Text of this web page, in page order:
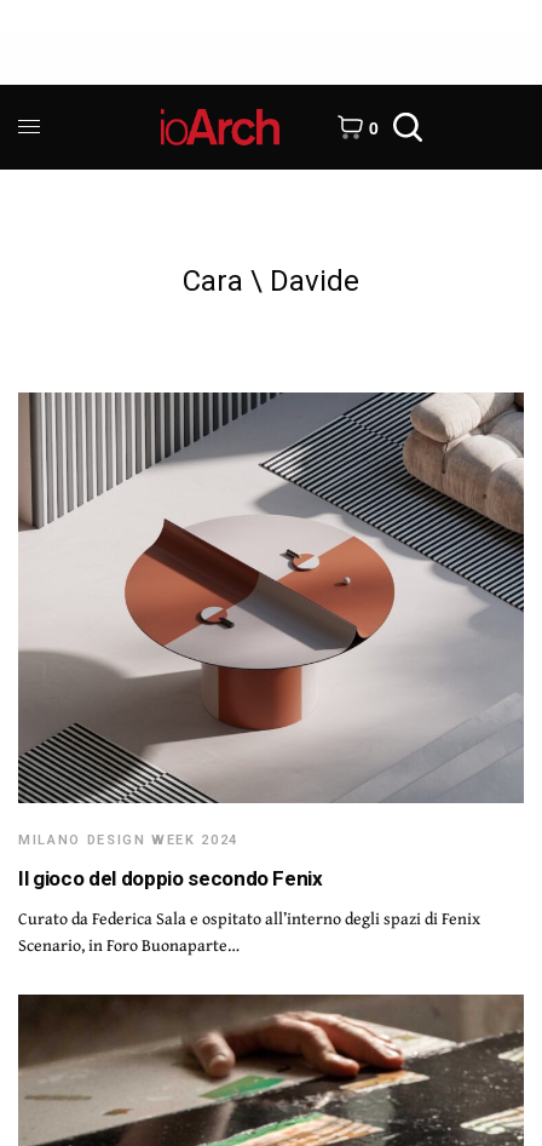
0
Cara \ Davide
MILANO DESIGN WEEK 2024
Il gioco del doppio secondo Fenix
Curato da Federica Sala e ospitato all’interno degli spazi di Fenix
Scenario, in Foro Buonaparte…